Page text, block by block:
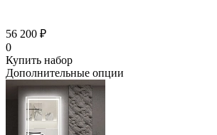
56 200 ₽
0
Купить набор
Дополнительные опции